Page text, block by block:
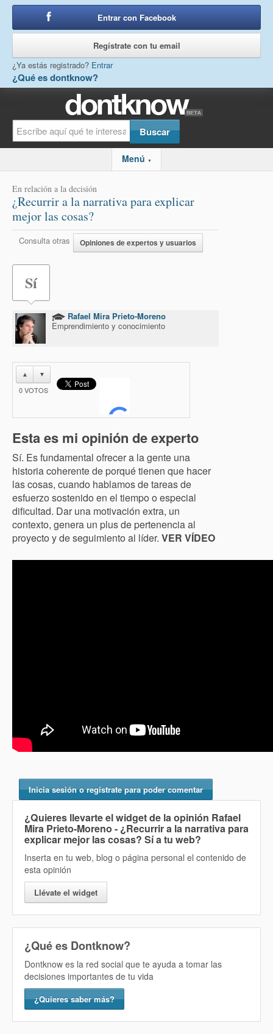
¿Qué es dontknow?
Entrar con Facebook
Regístrate con tu email
¿Ya estás registrado? Entrar
Menú ▼
En relación a la decisión
¿Recurrir a la narrativa para explicar
mejor las cosas?
Consulta otras Opiniones de expertos y usuarios
Sí
Rafael Mira Prieto-Moreno
Emprendimiento y conocimiento
▲ ▼
0VOTOS
Esta es mi opinión de experto
Sí. Es fundamental ofrecer a la gente una
historia coherente de porqué tienen que hacer
las cosas, cuando hablamos de tareas de
esfuerzo sostenido en el tiempo o especial
dificultad. Dar una motivación extra, un
contexto, genera un plus de pertenencia al
proyecto y de seguimiento al líder. VER VÍDEO
Inicia sesión o regístrate para poder comentar
¿Quieres llevarte el widget de la opinión Rafael
Mira Prieto-Moreno - ¿Recurrir a la narrativa para
explicar mejor las cosas? Sía tu web?
Inserta en tu web, blog o página personal el contenido de
esta opinión
Llévate el widget
¿Qué es Dontknow?
Dontknow es la red social que te ayuda a tomar las
decisiones importantes de tu vida
¿Quieres saber más?